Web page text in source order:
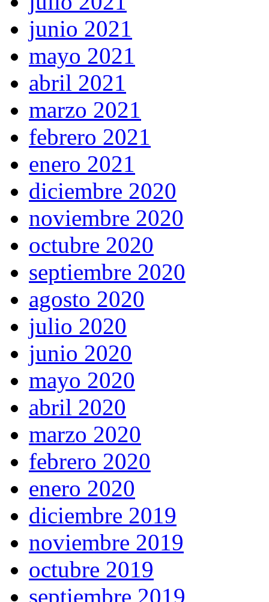
junio 2021
mayo 2021
abril 2021
marzo 2021
febrero 2021
enero 2021
diciembre 2020
noviembre 2020
octubre 2020
septiembre 2020
agosto 2020
julio 2020
junio 2020
mayo 2020
abril 2020
marzo 2020
febrero 2020
enero 2020
diciembre 2019
noviembre 2019
octubre 2019
septiembre 2019